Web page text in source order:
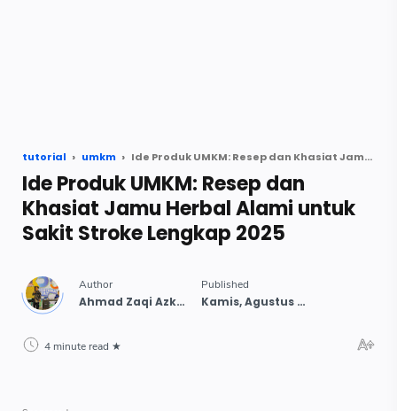
tutorial umkm Ide Produk UMKM: Resep dan Khasiat Jamu Herbal Alami untuk Sakit Stroke Lengkap 2025
Ide Produk UMKM: Resep dan
Khasiat Jamu Herbal Alami untuk
Sakit Stroke Lengkap 2025
4 minute read